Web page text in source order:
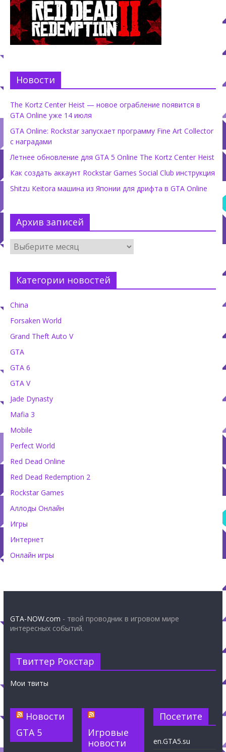
Новости
The Kortz Center Heist — новое ограбление появится в
GTA Online уже 14 июля
GTA Online: Rockstar запускает программу Fine Art Collector
с наградами
Летнее обновление для GTA 5 Online The Kortz Center Heist
Как создать аккаунт Rockstar Games Social Club инструкция
Shitzu Keitora машина из Японии для дрифта в GTA Online
Архив записей
Категории новостей
China
Forsaken World
Grand Theft Auto V
GTA
GTA 6
GTA V
Jade Dynasty
Mafia 3
Mobile
Perfect World
Red Dead Online
Red Dead Redemption 2
Rockstar Games
Аллоды Онлайн
Игры
Интернет
Онлайн игры
GTA-NOW.com - твой проводник в игровом мире
интересных событий.
Твиттер Рокстар
Мои твиты
Новости
GTA 5
Игровые
новости
Посетите
en.GTA5.su